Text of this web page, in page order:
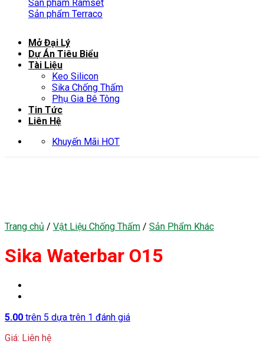
Sản phẩm Ramset
Sản phẩm Terraco
Mở Đại Lý
Dự Án Tiêu Biểu
Tài Liệu
Keo Silicon
Sika Chống Thấm
Phụ Gia Bê Tông
Tin Tức
Liên Hệ
Khuyến Mãi HOT
Trang chủ / Vật Liệu Chống Thấm / Sản Phẩm Khác
Sika Waterbar O15
5.00 trên 5 dựa trên 1 đánh giá
Giá: Liên hệ